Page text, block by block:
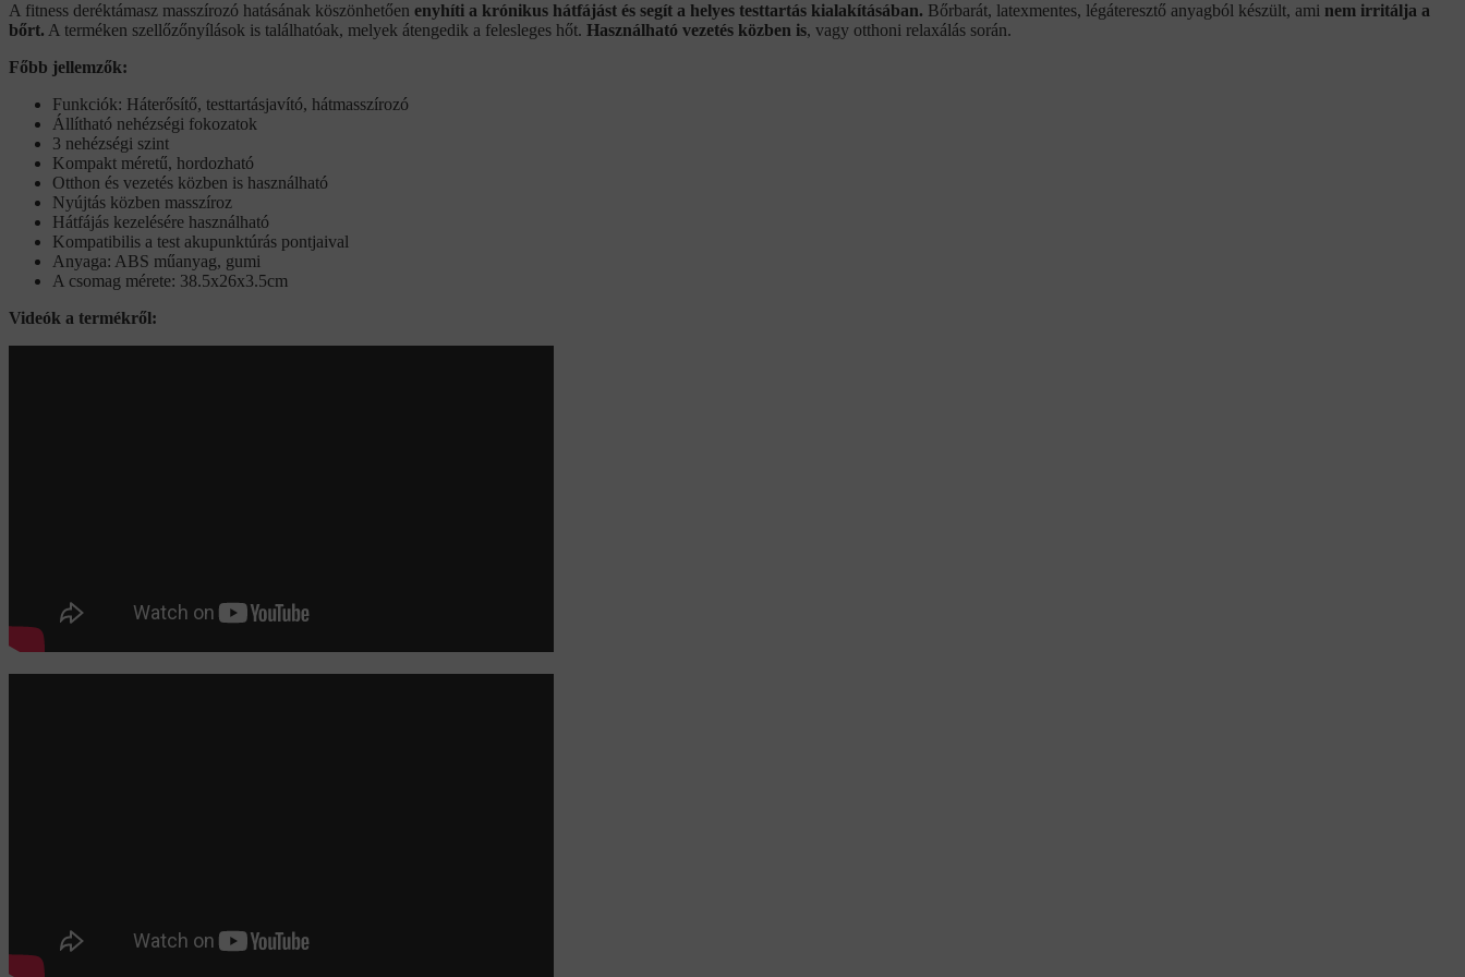
A fitness deréktámasz masszírozó hatásának köszönhetően enyhíti a krónikus hátfájást és segít a helyes testtartás kialakításában. Bőrbarát, latexmentes, légáteresztő anyagból készült, ami nem irritálja a
bőrt. A terméken szellőzőnyílások is találhatóak, melyek átengedik a felesleges hőt. Használható vezetés közben is, vagy otthoni relaxálás során.
Főbb jellemzők:
Funkciók: Háterősítő, testtartásjavító, hátmasszírozó
Állítható nehézségi fokozatok
3 nehézségi szint
Kompakt méretű, hordozható
Otthon és vezetés közben is használható
Nyújtás közben masszíroz
Hátfájás kezelésére használható
Kompatibilis a test akupunktúrás pontjaival
Anyaga: ABS műanyag, gumi
A csomag mérete: 38.5x26x3.5cm
Videók a termékről: